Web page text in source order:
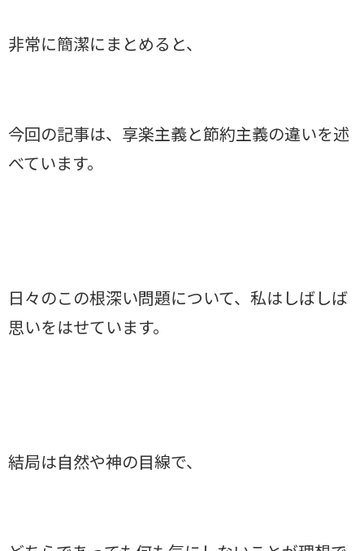
非常に簡潔にまとめると、
今回の記事は、享楽主義と節約主義の違いを述
べています。
日々のこの根深い問題について、私はしばしば
思いをはせています。
結局は自然や神の目線で、